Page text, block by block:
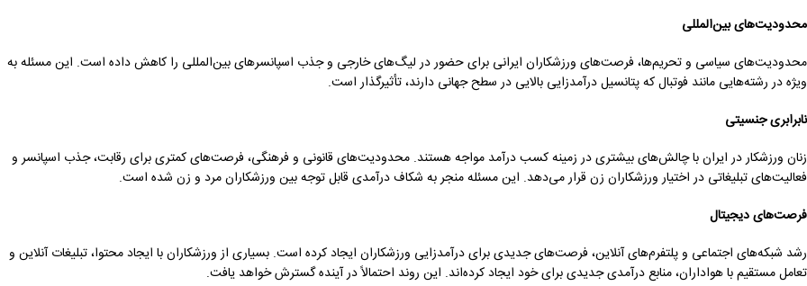
محدودیت‌های بین‌المللی
محدودیت‌های سیاسی و تحریم‌ها، فرصت‌های ورزشکاران ایرانی برای حضور در لیگ‌های خارجی و جذب اسپانسرهای بین‌المللی را کاهش داده است. این مسئله به
ویژه در رشته‌هایی مانند فوتبال که پتانسیل درآمدزایی بالایی در سطح جهانی دارند، تأثیرگذار است.
نابرابری جنسیتی
زنان ورزشکار در ایران با چالش‌های بیشتری در زمینه کسب درآمد مواجه هستند. محدودیت‌های قانونی و فرهنگی، فرصت‌های کمتری برای رقابت، جذب اسپانسر و
فعالیت‌های تبلیغاتی در اختیار ورزشکاران زن قرار می‌دهد. این مسئله منجر به شکاف درآمدی قابل توجه بین ورزشکاران مرد و زن شده است.
فرصت‌های دیجیتال
رشد شبکه‌های اجتماعی و پلتفرم‌های آنلاین، فرصت‌های جدیدی برای درآمدزایی ورزشکاران ایجاد کرده است. بسیاری از ورزشکاران با ایجاد محتوا، تبلیغات آنلاین و
تعامل مستقیم با هواداران، منابع درآمدی جدیدی برای خود ایجاد کرده‌اند. این روند احتمالاً در آینده گسترش خواهد یافت.